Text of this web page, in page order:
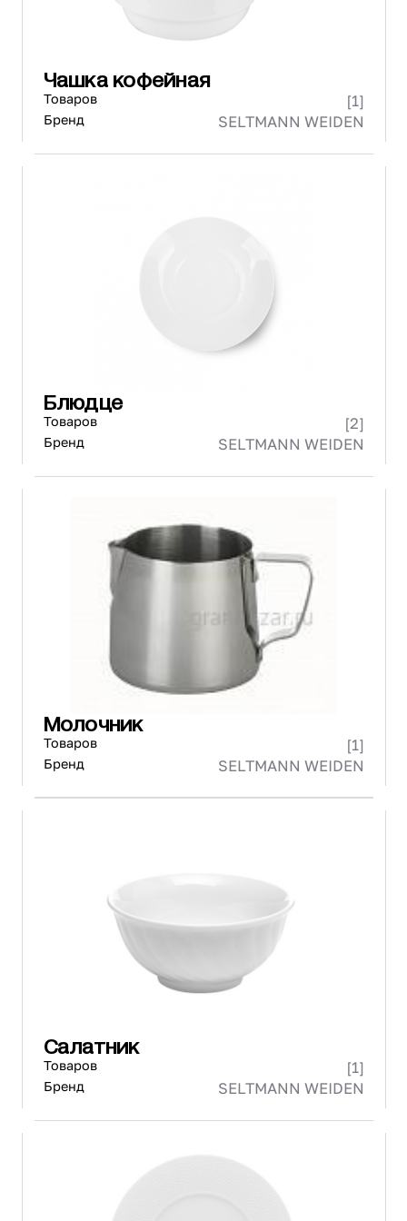
Чашка кофейная
Товаров [1]
Бренд SELTMANN WEIDEN
Блюдце
Товаров [2]
Бренд SELTMANN WEIDEN
Молочник
Товаров [1]
Бренд SELTMANN WEIDEN
Салатник
Товаров [1]
Бренд SELTMANN WEIDEN